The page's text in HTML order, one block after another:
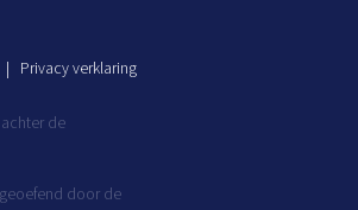
Privacy verklaring
de
door de